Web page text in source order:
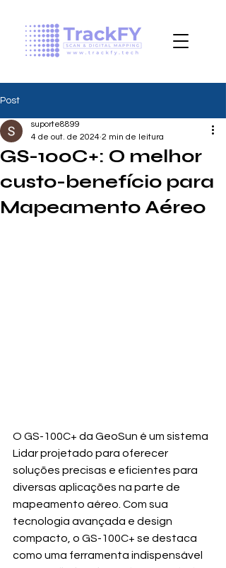
Post
GS-100C+: O melhor
custo-benefício para
Mapeamento Aéreo
suporte8899
4 de out. de 2024 2 min de leitura
O GS-100C+ da GeoSun é um sistema
Lidar projetado para oferecer
soluções precisas e eficientes para
diversas aplicações na parte de
mapeamento aéreo. Com sua
tecnologia avançada e design
compacto, o GS-100C+ se destaca
como uma ferramenta indispensável